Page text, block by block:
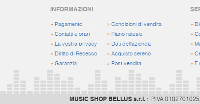
INFORMAZIONI
» Pagamento
» Contatti e orari
»
La vostra privacy
» Diritto di Recesso
» Garanzia
» Condizioni di vendita
» Piano rateale
» Dati dell'azienda
» Acquisto sereno
» Post vendita
»
»
»
»
»
MUSIC SHOP BELLUS s.r.l.:: P.IVA